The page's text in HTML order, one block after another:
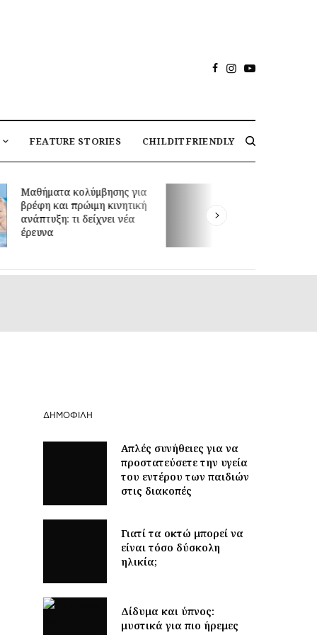
FEATURE STORIES CHILDITFRIENDLY
για
κινητική
δείχνει νέα
στην ψυχική υγεία και
ΔΗΜΟΦΙΛΉ
Απλές συνήθειες για να
προστατεύσετε την υγεία
του εντέρου των παιδιών
στις διακοπές
Γιατί τα οκτώ μπορεί να
είναι τόσο δύσκολη
ηλικία;
Δίδυμα και ύπνος:
μυστικά για πιο ήρεμες